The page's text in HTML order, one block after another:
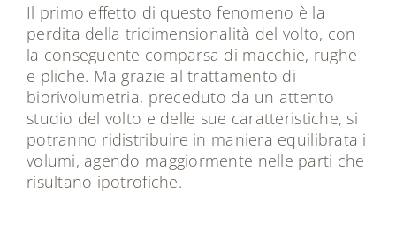
Il primo effetto di questo fenomeno è la
perdita della tridimensionalità del volto, con
la conseguente comparsa di macchie, rughe
e pliche. Ma grazie al trattamento di
biorivolumetria, preceduto da un attento
studio del volto e delle sue caratteristiche, si
potranno ridistribuire in maniera equilibrata i
volumi, agendo maggiormente nelle parti che
risultano ipotrofiche.